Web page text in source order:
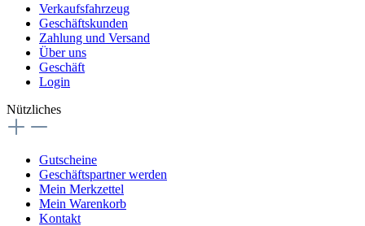
Verkaufsfahrzeug
Geschäftskunden
Zahlung und Versand
Über uns
Geschäft
Login
Nützliches
Gutscheine
Geschäftspartner werden
Mein Merkzettel
Mein Warenkorb
Kontakt